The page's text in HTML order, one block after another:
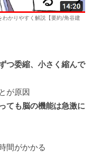
わかりやすく解説【要約/⻆谷建
つ委縮、小さく縮んで
が原因
ても脳の機能は急激に
間がかかる